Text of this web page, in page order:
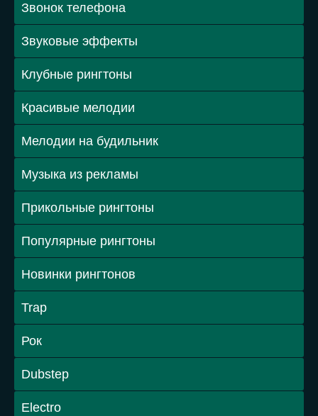
Звонок телефона
Звуковые эффекты
Клубные рингтоны
Красивые мелодии
Мелодии на будильник
Музыка из рекламы
Прикольные рингтоны
Популярные рингтоны
Новинки рингтонов
Trap
Рок
Dubstep
Electro